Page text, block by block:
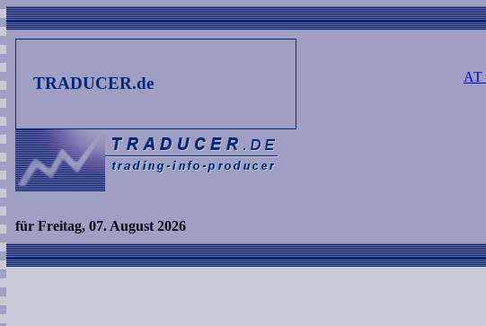
TRADUCER.de
AT
für Freitag, 07. August 2026